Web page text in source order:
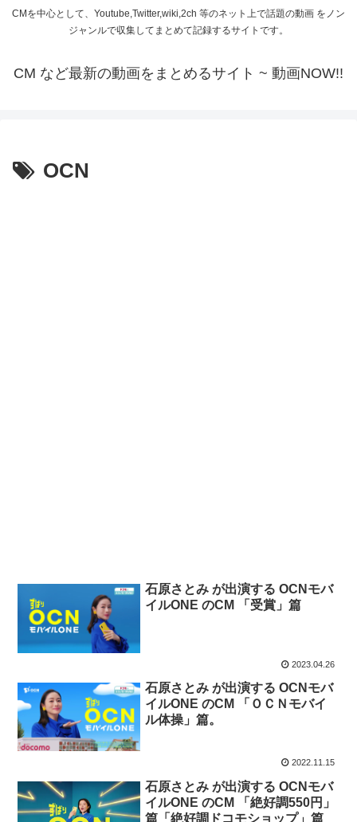
CMを中心として、Youtube,Twitter,wiki,2ch 等のネット上で話題の動画 をノン
ジャンルで収集してまとめて記録するサイトです。
CM など最新の動画をまとめるサイト ~ 動画NOW!!
OCN
石原さとみ が出演する OCNモバ
イルONE のCM 「受賞」篇
2023.04.26
石原さとみ が出演する OCNモバ
イルONE のCM 「ＯＣＮモバイ
ル体操」篇。
2022.11.15
石原さとみ が出演する OCNモバ
イルONE のCM 「絶好調550円」
篇「絶好調ドコモショップ」篇